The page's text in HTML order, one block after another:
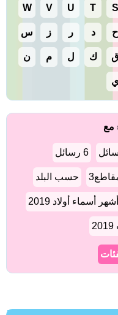
S
T
U
V
W
ح د ر ز س
ق ك ل م ن
ي
مع
6 رسائل
حسب البلد
أشهر أسماء أولاد 2019